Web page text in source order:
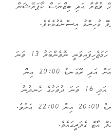
ވުޒާރާ އަދި ބިޒްނަސް ކޯޕަރޭޝަން
މުހިންމު އިސްނެގުމެކެވެ.
“ޝާމިލް 2025” ކުރިއަށްދިއުމަށް ހަމަޖެހިފައިވަނީ ނޮވެންބަރު 13 ވަނަ
ދުވަހުގެ ހަވީރު 16:00-18:00 އަށް އަދި ރޭގަނޑު 20:00 އިން
22:00 އަށް އަދި ނޮވެންބަރ 15 އަދި 16 ވަނަ ދުވަހުގެ ހެނދުނު
10:00 އިން 18:00 އަދި ރޭގަނޑު 20:00 އިން 22:00 އަށެވެ.
އާޓް ގެލަރީގައެވެ.